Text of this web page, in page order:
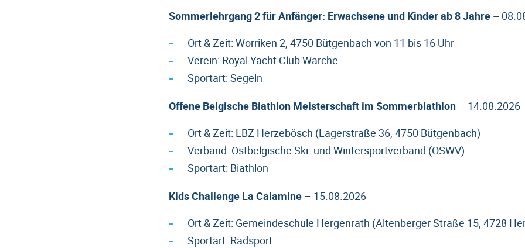
Sommerlehrgang 2 für Anfänger: Erwachsene und Kinder ab 8 Jahre –
Ort & Zeit: Worriken 2, 4750 Bütgenbach von 11 bis 16 Uhr
Verein: Royal Yacht Club Warche
Sportart: Segeln
Offene Belgische Biathlon Meisterschaft im Sommerbiathlon – 14.08.2026
Ort & Zeit: LBZ Herzebösch (Lagerstraße 36, 4750 Bütgenbach)
Verband: Ostbelgische Ski- und Wintersportverband (OSWV)
Sportart: Biathlon
Kids Challenge La Calamine – 15.08.2026
Ort & Zeit: Gemeindeschule Hergenrath (Altenberger Straße 15, 4728
Sportart: Radsport